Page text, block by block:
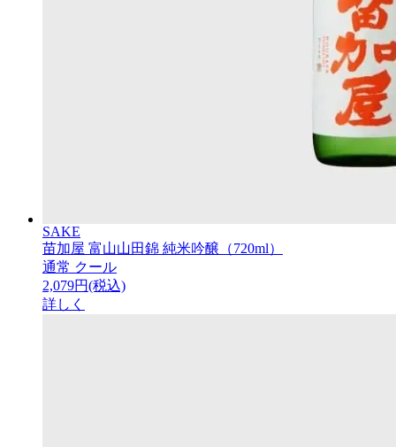
SAKE
苗加屋 富山山田錦 純米吟醸（720ml）
通常 クール
2,079円(税込)
詳しく